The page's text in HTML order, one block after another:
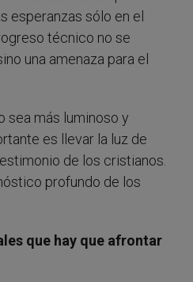
esperanzas sólo en el
técnico no se
una amenaza para el
sea más luminoso y
es llevar la luz de
de los cristianos.
profundo de los
que hay que afrontar